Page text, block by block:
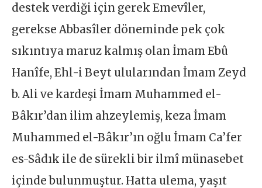
destek verdiği için gerek Emevîler,
gerekse Abbasîler döneminde pek çok
sıkıntıya maruz kalmış olan İmam Ebû
Hanîfe, Ehl-i Beyt ulularından İmam Zeyd
b. Ali ve kardeşi İmam Muhammed el-
Bâkır’dan ilim ahzeylemiş, keza İmam
Muhammed el-Bâkır’ın oğlu İmam Ca’fer
es-Sâdık ile de sürekli bir ilmî münasebet
içinde bulunmuştur. Hatta ulema, yaşıt